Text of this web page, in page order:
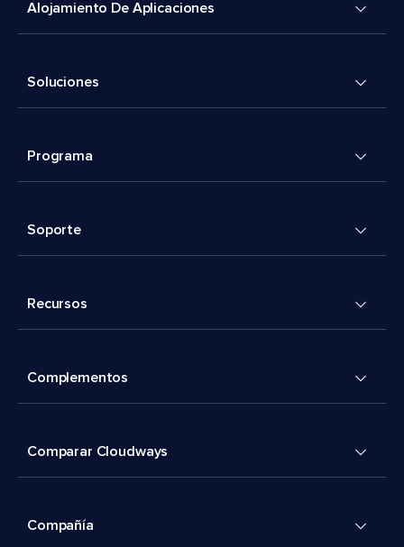
Alojamiento De Aplicaciones
Soluciones
Programa
Soporte
Recursos
Complementos
Comparar Cloudways
Compañía